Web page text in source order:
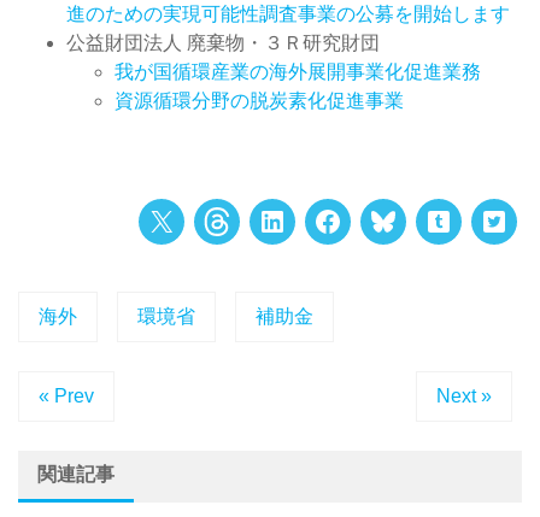
進のための実現可能性調査事業の公募を開始します
公益財団法人 廃棄物・３Ｒ研究財団
我が国循環産業の海外展開事業化促進業務
資源循環分野の脱炭素化促進事業
海外 環境省 補助金
« Prev Next »
関連記事